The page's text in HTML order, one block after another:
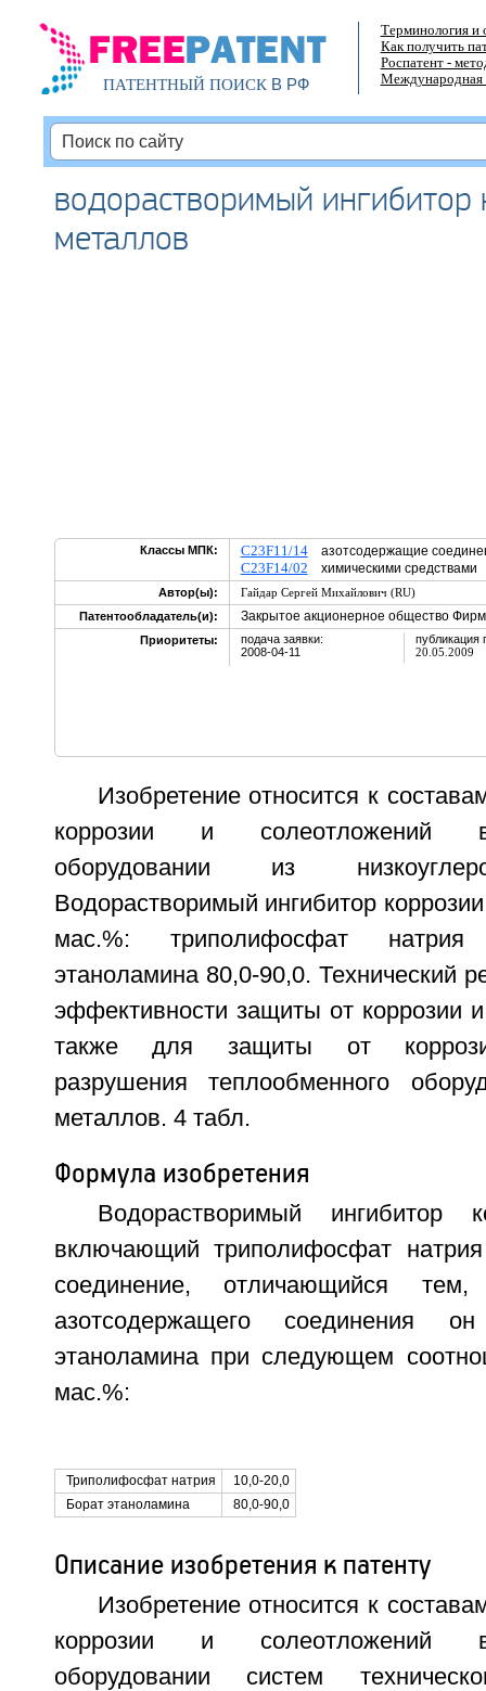
ПАТЕНТНЫЙ ПОИСКВ РФ
Терминология и
Как получить
Роспатент -
Международная
водорастворимый ингибитор
металлов
Классы МПК: C23F11/14азотсодержащие
C23F14/02 химическими
Автор(ы):
Гайдар Сергей Михайлович (RU)
Патентообладатель(и):
Закрытое акционерное общество
Приоритеты:
подача заявки:
2008-04-11
публикация
20.05.2009
Изобретение относится к
коррозии и солеотложений
оборудовании из
Водорастворимый ингибитор
мас.%: триполифосфат
этаноламина 80,0-90,0. Технический
эффективности защиты от коррозии
также для защиты от
разрушения теплообменного
металлов. 4 табл.
Формула изобретения
Водорастворимый ингибитор
включающий триполифосфат
соединение, отличающийся
азотсодержащего соединения
этаноламина при следующем
мас.%:
Триполифосфат натрия
10,0-20,0
Борат этаноламина
80,0-90,0
Описание изобретения к патенту
Изобретение относится к
коррозии и солеотложений
оборудовании систем